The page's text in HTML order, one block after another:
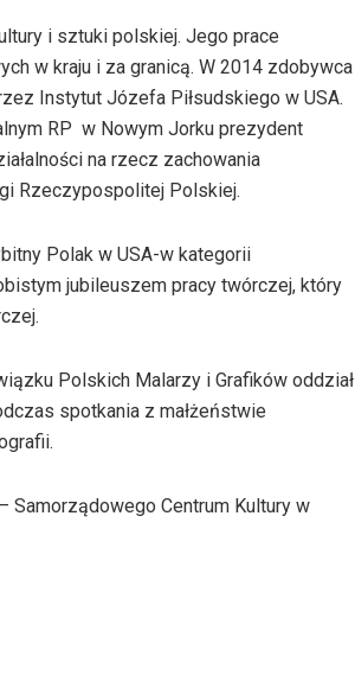
i sztuki polskiej. Jego prace
w kraju i za granicą. W 2014 zdobywca
Instytut Józefa Piłsudskiego w USA.
RP w Nowym Jorku prezydent
na rzecz zachowania
Rzeczypospolitej Polskiej.
Polak w USA-w kategorii
jubileuszem pracy twórczej, który
Polskich Malarzy i Grafików oddział
spotkania z małżeństwie
Centrum Kultury w